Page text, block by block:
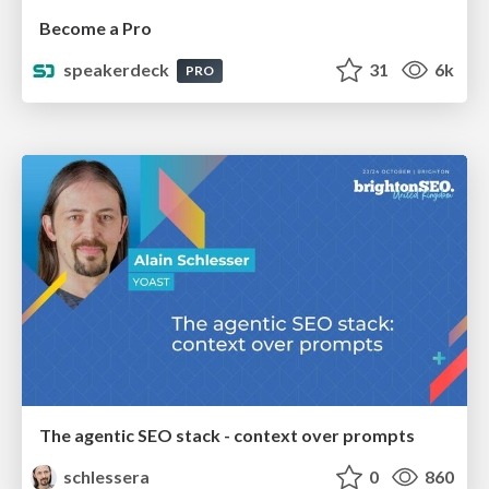
Become a Pro
speakerdeck
PRO 31 6k
The agentic SEO stack - context over prompts
schlessera
0 860